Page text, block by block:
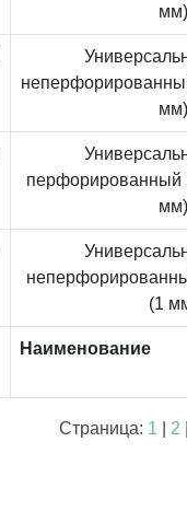
мм)
мм)
перфорированный
мм)
(1
Наименование
Страница: 1 2